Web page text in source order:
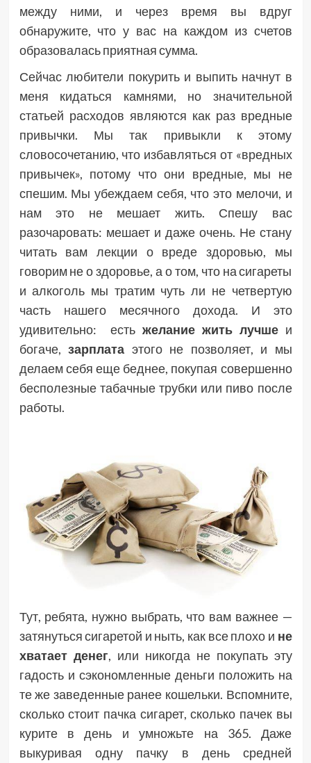
между ними, и через время вы вдруг
обнаружите, что у вас на каждом из счетов
образовалась приятная сумма.
Сейчас любители покурить и выпить начнут в
меня кидаться камнями, но значительной
статьей расходов являются как раз вредные
привычки. Мы так привыкли к этому
словосочетанию, что избавляться от «вредных
привычек», потому что они вредные, мы не
спешим. Мы убеждаем себя, что это мелочи, и
нам это не мешает жить. Спешу вас
разочаровать: мешает и даже очень. Не стану
читать вам лекции о вреде здоровью, мы
говорим не о здоровье, а о том, что на сигареты
и алкоголь мы тратим чуть ли не четвертую
часть нашего месячного дохода. И это
удивительно: есть желание жить лучшеи
богаче, зарплата этого не позволяет, и мы
делаем себя еще беднее, покупая совершенно
бесполезные табачные трубки или пиво после
работы.
Тут, ребята, нужно выбрать, что вам важнее —
затянуться сигаретой и ныть, как все плохо и не
хватает денег, или никогда не покупать эту
гадость и сэкономленные деньги положить на
те же заведенные ранее кошельки. Вспомните,
сколько стоит пачка сигарет, сколько пачек вы
курите в день и умножьте на 365. Даже
выкуривая одну пачку в день средней